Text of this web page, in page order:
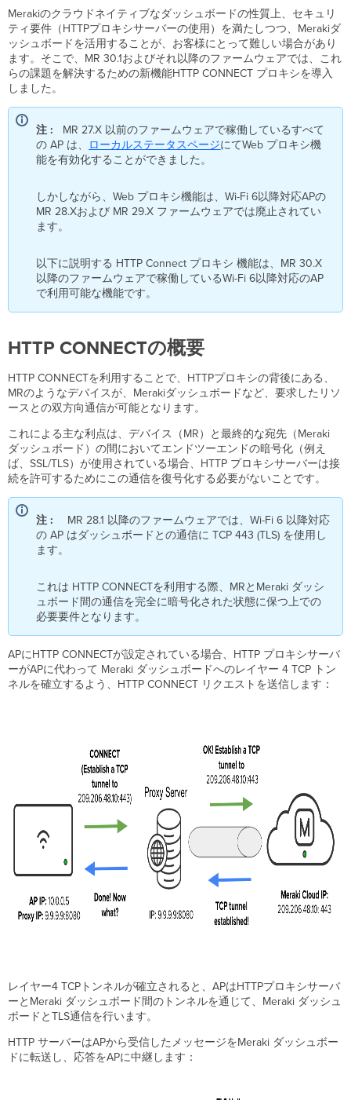
い
る
サ
ー
ビ
ス
Meraki
ッ
シ
ュ
ー
ド
信
設
定
の
ウ
ロ
ー
ド
ァ
ー
ム
ウ
ェ
ア
ア
ッ
プ
レ
ー
ド
展
開
時
に
お
設
よ
自
動
検
出
ロ
カ
ル
Merakiのクラウドネイティブなダッシュボードの性質上、セキュリ
ティ要件（HTTPプロキシサーバーの使用）を満たしつつ、Merakiダ
ッシュボードを活用することが、お客様にとって難しい場合があり
ます。そこで、MR 30.1およびそれ以降のファームウェアでは、これ
らの課題を解決するための新機能HTTP CONNECT プロキシを導入
しました。
注 :
MR 27.X 以前のファームウェアで稼働しているすべて
の AP は、 ローカルステータスページにてWeb プロキシ機
能を有効化することができました。
しかしながら、Web プロキシ機能は、Wi-Fi 6以降対応APの
MR 28.Xおよび MR 29.X ファームウェアでは廃止されてい
ます。
以下に説明する HTTP Connect プロキシ 機能は、MR 30.X
以降のファームウェアで稼働しているWi-Fi 6以降対応のAP
で利用可能な機能です。
HTTP CONNECTの概要
HTTP CONNECTを利用することで、HTTPプロキシの背後にある、
MRのようなデバイスが、Merakiダッシュボードなど、要求したリソ
ースとの双方向通信が可能となります。
これによる主な利点は、デバイス（MR）と最終的な宛先（Meraki
ダッシュボード）の間においてエンドツーエンドの暗号化（例え
ば、SSL/TLS）が使用されている場合、HTTP プロキシサーバーは接
続を許可するためにこの通信を復号化する必要がないことです。
注 :
MR 28.1 以降のファームウェアでは、Wi-Fi 6 以降対応
の AP はダッシュボードとの通信に TCP 443 (TLS) を使用し
ます。
これは HTTP CONNECTを利用する際、MRとMeraki ダッシ
ュボード間の通信を完全に暗号化された状態に保つ上での
必要要件となります。
APにHTTP CONNECTが設定されている場合、HTTP プロキシサーバ
ーがAPに代わって Meraki ダッシュボードへのレイヤー 4 TCP トン
ネルを確立するよう、HTTP CONNECT リクエストを送信します：
レイヤー4 TCPトンネルが確立されると、APはHTTPプロキシサーバ
ーとMeraki ダッシュボード間のトンネルを通じて、Meraki ダッシュ
ボードとTLS通信を行います。
HTTP サーバーはAPから受信したメッセージをMeraki ダッシュボー
ドに転送し、応答をAPに中継します：